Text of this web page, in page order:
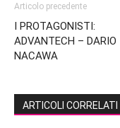
Articolo precedente
I PROTAGONISTI:
ADVANTECH – DARIO
NACAWA
ARTICOLI CORRELATI